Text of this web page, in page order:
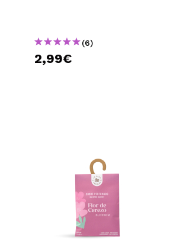
(6)
2,99€